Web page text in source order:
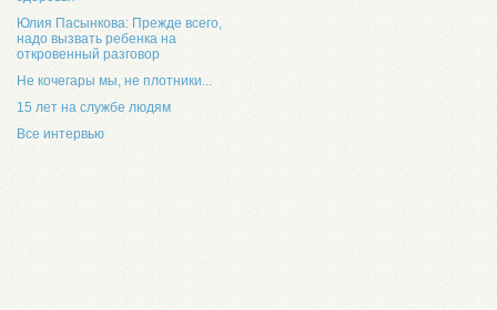
Юлия Пасынкова: Прежде всего,
надо вызвать ребенка на
откровенный разговор
Не кочегары мы, не плотники...
15 лет на службе людям
Все интервью